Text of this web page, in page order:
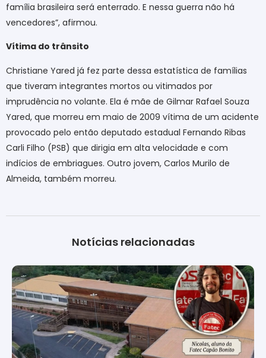
família brasileira será enterrado. E nessa guerra não há
vencedores”, afirmou.
Vítima do trânsito
Christiane Yared já fez parte dessa estatística de famílias
que tiveram integrantes mortos ou vitimados por
imprudência no volante. Ela é mãe de Gilmar Rafael Souza
Yared, que morreu em maio de 2009 vítima de um acidente
provocado pelo então deputado estadual Fernando Ribas
Carli Filho (PSB) que dirigia em alta velocidade e com
indícios de embriagues. Outro jovem, Carlos Murilo de
Almeida, também morreu.
Notícias relacionadas